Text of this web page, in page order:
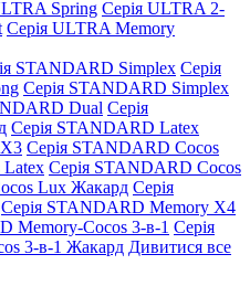
Spring Серія ULTRA 2-
Серія ULTRA Memory
STANDARD Simplex Серія
Серія STANDARD Simplex
Dual Серія
Серія STANDARD Latex
Серія STANDARD Cocos
Latex Серія STANDARD Cocos
Lux Жакард Серія
Серія STANDARD Memory X4
Memory-Cocos 3-в-1 Серія
3-в-1 Жакард Дивитися все